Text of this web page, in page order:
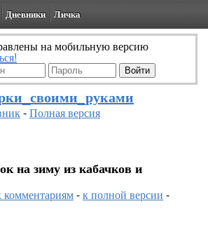
Дневники Личка
на мобильную версию
-Полная версия
на зиму из кабачков и
комментариям-к полной версии -